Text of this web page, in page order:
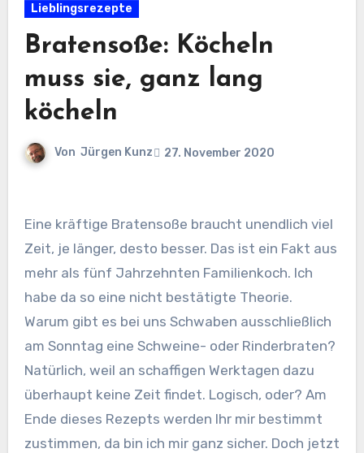
Lieblingsrezepte
Bratensoße: Köcheln
muss sie, ganz lang
köcheln
Von Jürgen Kunz 27. November 2020
Eine kräftige Bratensoße braucht unendlich viel
Zeit, je länger, desto besser. Das ist ein Fakt aus
mehr als fünf Jahrzehnten Familienkoch. Ich
habe da so eine nicht bestätigte Theorie.
Warum gibt es bei uns Schwaben ausschließlich
am Sonntag eine Schweine- oder Rinderbraten?
Natürlich, weil an schaffigen Werktagen dazu
überhaupt keine Zeit findet. Logisch, oder? Am
Ende dieses Rezepts werden Ihr mir bestimmt
zustimmen, da bin ich mir ganz sicher. Doch jetzt